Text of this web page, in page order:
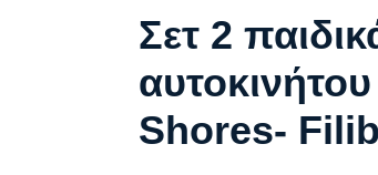
Σετ 2
Shores-